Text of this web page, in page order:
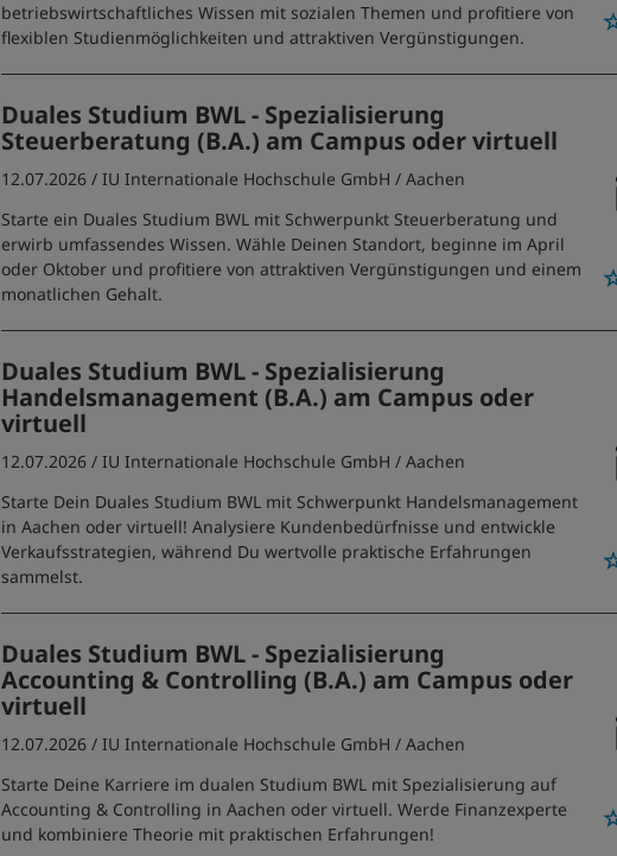
betriebswirtschaftliches Wissen mit sozialen Themen und profitiere von
flexiblen Studienmöglichkeiten und attraktiven Vergünstigungen.
Duales Studium BWL - Spezialisierung
Steuerberatung (B.A.) am Campus oder virtuell
12.07.2026 /IU Internationale Hochschule GmbH / Aachen
Starte ein Duales Studium BWL mit Schwerpunkt Steuerberatung und
erwirb umfassendes Wissen. Wähle Deinen Standort, beginne im April
oder Oktober und profitiere von attraktiven Vergünstigungen und einem
monatlichen Gehalt.
Duales Studium BWL - Spezialisierung
Handelsmanagement (B.A.) am Campus oder
virtuell
12.07.2026 /IU Internationale Hochschule GmbH / Aachen
Starte Dein Duales Studium BWL mit Schwerpunkt Handelsmanagement
in Aachen oder virtuell! Analysiere Kundenbedürfnisse und entwickle
Verkaufsstrategien, während Du wertvolle praktische Erfahrungen
sammelst.
Duales Studium BWL - Spezialisierung
Accounting & Controlling (B.A.) am Campus oder
virtuell
12.07.2026 /IU Internationale Hochschule GmbH / Aachen
Starte Deine Karriere im dualen Studium BWL mit Spezialisierung auf
Accounting & Controlling in Aachen oder virtuell. Werde Finanzexperte
und kombiniere Theorie mit praktischen Erfahrungen!